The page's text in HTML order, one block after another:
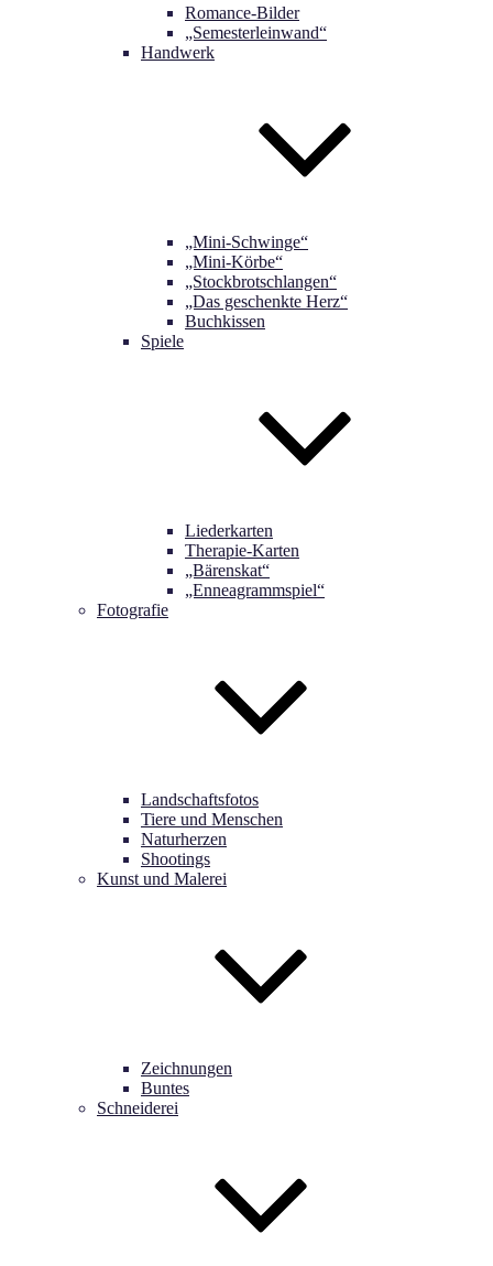
Romance-Bilder
„Semesterleinwand“
Handwerk
„Mini-Schwinge“
„Mini-Körbe“
„Stockbrotschlangen“
„Das geschenkte Herz“
Buchkissen
Spiele
Liederkarten
Therapie-Karten
„Bärenskat“
„Enneagrammspiel“
Fotografie
Landschaftsfotos
Tiere und Menschen
Naturherzen
Shootings
Kunst und Malerei
Zeichnungen
Buntes
Schneiderei